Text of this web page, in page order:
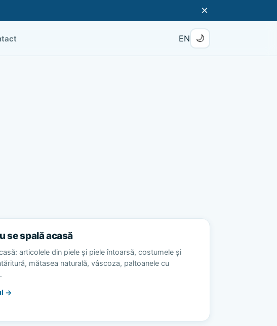
×
EN 🌙
se spală acasă
articolele din piele și piele întoarsă, costumele și
mătasea naturală, vâscoza, paltoanele cu
→